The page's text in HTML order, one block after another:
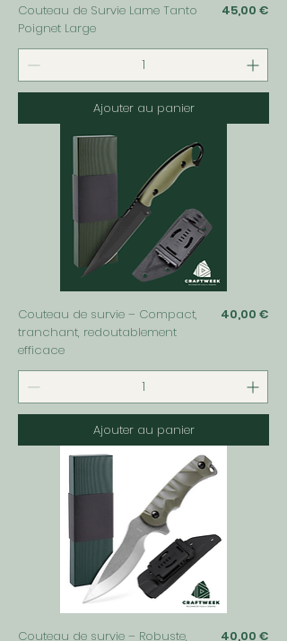
Couteau de Survie Lame Tanto
Poignet Large
Prix
45,00 €
Ajouter au panier
Couteau de survie – Compact,
tranchant, redoutablement
efficace
Prix
40,00 €
Ajouter au panier
Couteau de survie – Robuste,
Prix
40,00 €